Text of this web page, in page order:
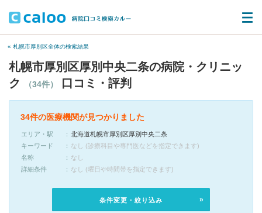
« 札幌市厚別区全体の検索結果
札幌市厚別区厚別中央二条の病院・クリニッ
ク
（34件） 口コミ・評判
34件の医療機関が見つかりました
エリア・駅
北海道札幌市厚別区厚別中央二条
キーワード
なし (診療科目や専門医などを指定できます)
名称
なし
詳細条件
なし (曜日や時間帯を指定できます)
条件変更・絞り込み